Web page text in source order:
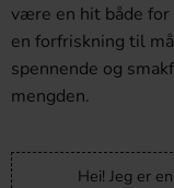
være en hit både for
en forfriskning til
spennende og
mengden.
Hei! Jeg er